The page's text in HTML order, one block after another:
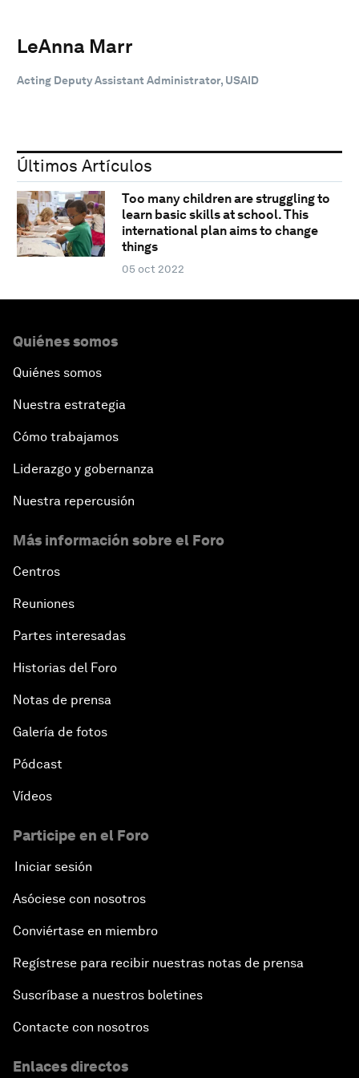
LeAnna Marr
Acting Deputy Assistant Administrator, USAID
Últimos Artículos
Too many children are struggling to
learn basic skills at school. This
international plan aims to change
things
05 oct 2022
Quiénes somos
Quiénes somos
Nuestra estrategia
Cómo trabajamos
Liderazgo y gobernanza
Nuestra repercusión
Más información sobre el Foro
Centros
Reuniones
Partes interesadas
Historias del Foro
Notas de prensa
Galería de fotos
Pódcast
Vídeos
Participe en el Foro
Iniciar sesión
Asóciese con nosotros
Conviértase en miembro
Regístrese para recibir nuestras notas de prensa
Suscríbase a nuestros boletines
Contacte con nosotros
Enlaces directos